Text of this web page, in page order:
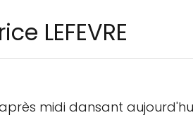
LEFEVRE
midi dansant